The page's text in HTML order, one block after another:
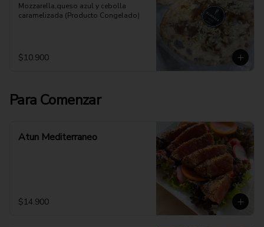
Mozzarella,queso azul y cebolla
caramelizada (Producto Congelado)
$10.900
Para Comenzar
Atun Mediterraneo
$14.900